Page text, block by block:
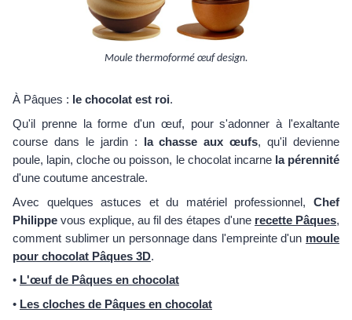
Moule thermoformé œuf design.
À Pâques : le chocolat est roi.
Qu'il prenne la forme d'un œuf, pour s'adonner à l'exaltante
course dans le jardin : la chasse aux œufs, qu'il devienne
poule, lapin, cloche ou poisson, le chocolat incarne la pérennité
d'une coutume ancestrale.
Avec quelques astuces et du matériel professionnel, Chef
Philippe vous explique, au fil des étapes d'une recette Pâques,
comment sublimer un personnage dans l'empreinte d'un moule
pour chocolat Pâques 3D.
• L'œuf de Pâques en chocolat
• Les cloches de Pâques en chocolat